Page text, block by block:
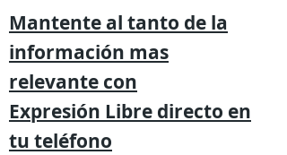
Mantente al tanto de la
información mas
relevante con
Expresión Libre directo en
tu teléfono